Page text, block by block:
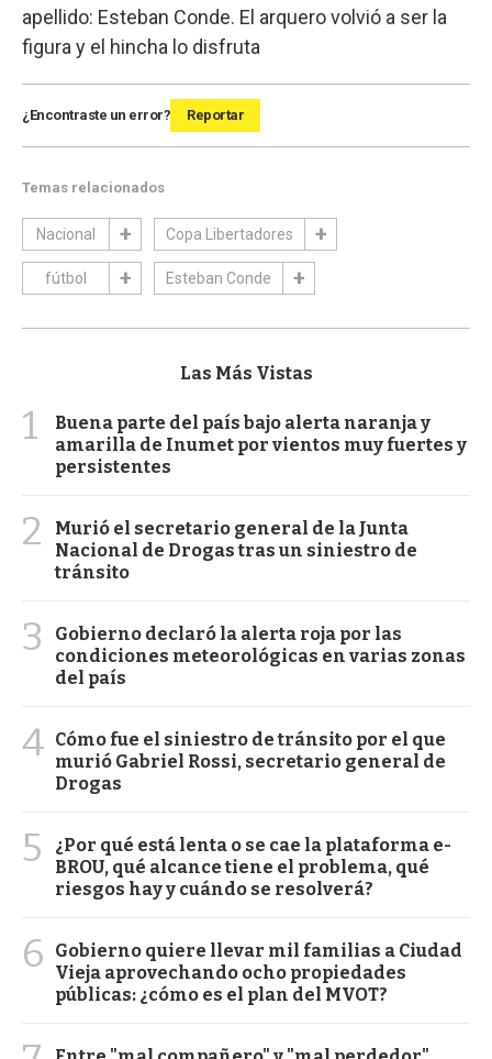
apellido: Esteban Conde. El arquero volvió a ser la
figura y el hincha lo disfruta
¿Encontraste un error? Reportar
Temas relacionados
Nacional Copa Libertadores
fútbol Esteban Conde
Las Más Vistas
1
Buena parte del país bajo alerta naranja y
amarilla de Inumet por vientos muy fuertes y
persistentes
2
Murió el secretario general de la Junta
Nacional de Drogas tras un siniestro de
tránsito
3
Gobierno declaró la alerta roja por las
condiciones meteorológicas en varias zonas
del país
4 Cómo fue el siniestro de tránsito por el que
murió Gabriel Rossi, secretario general de
Drogas
5
¿Por qué está lenta o se cae la plataforma e-
BROU, qué alcance tiene el problema, qué
riesgos hay y cuándo se resolverá?
6
Gobierno quiere llevar mil familias a Ciudad
Vieja aprovechando ocho propiedades
públicas: ¿cómo es el plan del MVOT?